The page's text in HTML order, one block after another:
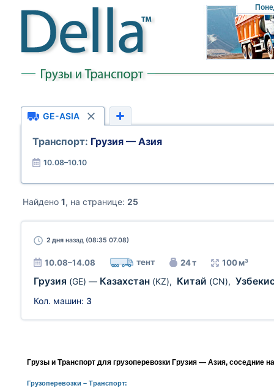
GE-ASIA
Транспорт: Грузия — Азия
10.08–10.10
Найдено 1, на странице: 25
2 дня назад (08:35 07.08)
10.08–14.08 тент 24 т 100 м³
Грузия (GE) — Казахстан (KZ), Китай (CN),
Кол. машин: 3
Грузы и Транспорт для грузоперевозки Грузия — Азия, соседние
Грузоперевозки – Транспорт: